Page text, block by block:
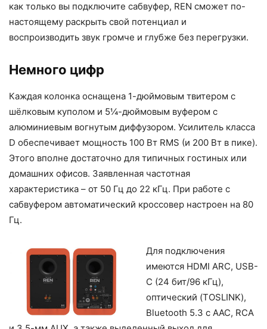
как только вы подключите сабвуфер, REN сможет по-
настоящему раскрыть свой потенциал и
воспроизводить звук громче и глубже без перегрузки.
Немного цифр
Каждая колонка оснащена 1-дюймовым твитером с
шёлковым куполом и 5¼-дюймовым вуфером с
алюминиевым вогнутым диффузором. Усилитель класса
D обеспечивает мощность 100 Вт RMS (и 200 Вт в пике).
Этого вполне достаточно для типичных гостиных или
домашних офисов. Заявленная частотная
характеристика – от 50 Гц до 22 кГц. При работе с
сабвуфером автоматический кроссовер настроен на 80
Гц.
Для подключения
имеются HDMI ARC, USB-
C (24 бит/96 кГц),
оптический (TOSLINK),
Bluetooth 5.3 с AAC, RCA